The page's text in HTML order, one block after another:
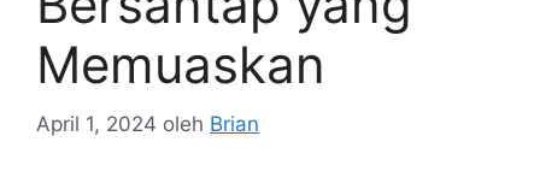
Memuaskan
April 1, 2024 oleh Brian